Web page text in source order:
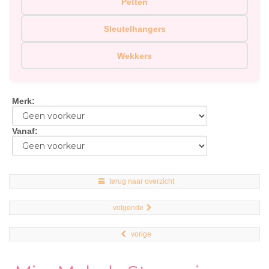
Sleutelhangers
Wekkers
Merk:
Vanaf:
terug naar overzicht
volgende
vorige